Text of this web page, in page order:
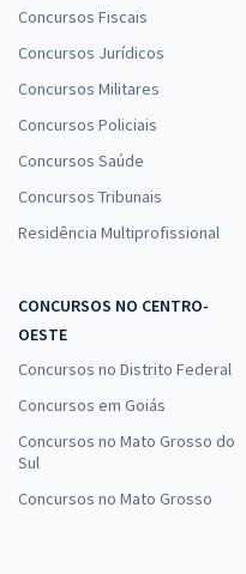
Concursos Fiscais
Concursos Jurídicos
Concursos Militares
Concursos Policiais
Concursos Saúde
Concursos Tribunais
Residência Multiprofissional
CONCURSOS NO CENTRO-
OESTE
Concursos no Distrito Federal
Concursos em Goiás
Concursos no Mato Grosso do
Sul
Concursos no Mato Grosso